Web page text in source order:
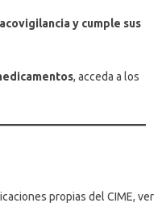
y cumple sus
, acceda a los
propias del CIME, ver